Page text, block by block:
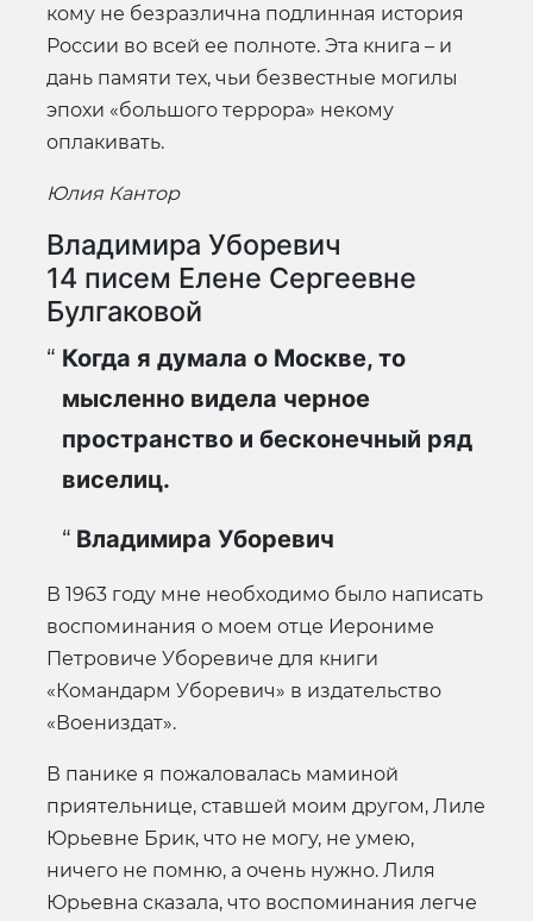
кому не безразлична подлинная история
России во всей ее полноте. Эта книга – и
дань памяти тех, чьи безвестные могилы
эпохи «большого террора» некому
оплакивать.
Юлия Кантор
Владимира Уборевич
14 писем Елене Сергеевне
Булгаковой
Когда я думала о Москве, то
мысленно видела черное
пространство и бесконечный ряд
виселиц.
Владимира Уборевич
В 1963 году мне необходимо было написать
воспоминания о моем отце Иерониме
Петровиче Уборевиче для книги
«Командарм Уборевич» в издательство
«Воениздат».
В панике я пожаловалась маминой
приятельнице, ставшей моим другом, Лиле
Юрьевне Брик, что не могу, не умею,
ничего не помню, а очень нужно. Лиля
Юрьевна сказала, что воспоминания легче